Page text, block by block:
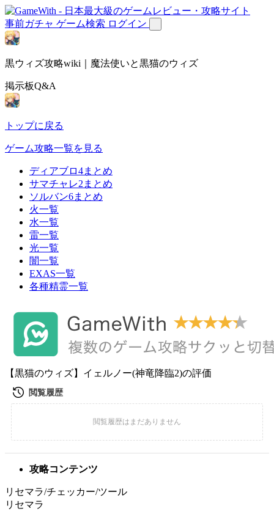
事前ガチャ ゲーム検索 ログイン
黒ウィズ攻略wiki｜魔法使いと黒猫のウィズ
掲示板Q&A
トップに戻る
ゲーム攻略一覧を見る
ディアブロ4まとめ
サマチャレ2まとめ
ソルバン6まとめ
火一覧
水一覧
雷一覧
光一覧
闇一覧
EXAS一覧
各種精霊一覧
【黒猫のウィズ】イェルノー(神竜降臨2)の評価
攻略コンテンツ
リセマラ/チェッカー/ツール
リセマラ